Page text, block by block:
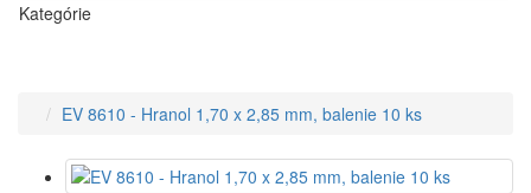
Kategórie
EV 8610 - Hranol 1,70 x 2,85 mm, balenie 10 ks